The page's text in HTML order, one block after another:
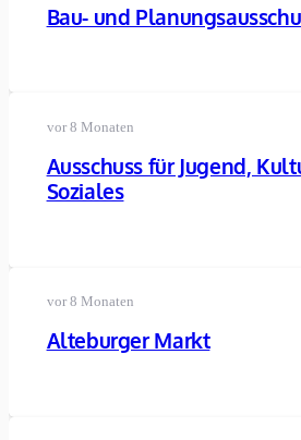
Bau- und
vor 8 Monaten
Ausschuss für Jugend,
Soziales
vor 8 Monaten
Alteburger Markt